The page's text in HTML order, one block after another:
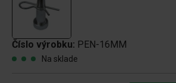
Číslo výrobku: PEN-16MM
Na sklade